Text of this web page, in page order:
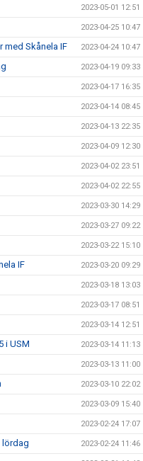
2023-05-01 12:51
2023-04-25 10:47
med Skånela IF 2023-04-24 10:47
2023-04-19 09:33
2023-04-17 16:35
2023-04-14 08:45
2023-04-13 22:35
2023-04-09 12:30
2023-04-02 23:51
2023-04-02 22:55
2023-03-30 14:29
2023-03-27 09:22
2023-03-22 15:10
IF 2023-03-20 09:29
2023-03-18 13:03
2023-03-17 08:51
2023-03-14 12:51
i USM 2023-03-14 11:13
2023-03-13 11:00
2023-03-10 22:02
2023-03-09 15:40
2023-02-24 17:07
lördag 2023-02-24 11:46